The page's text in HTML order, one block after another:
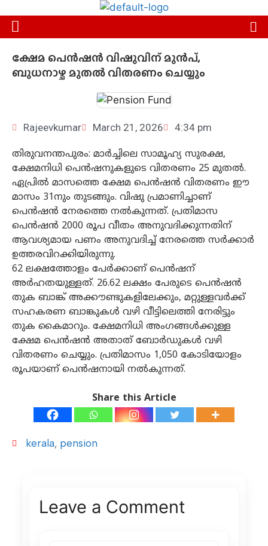
ക്ഷേമ പെന്‍ഷന്‍ വിഷുവിന് മുന്‍പ്,
ബുധനാഴ്ച മുതൽ വിതരണം ചെയ്യും
Rajeevkumar March 21, 2026 4:34 pm
തിരുവനന്തപുരം: മാര്‍ച്ചിലെ സാമൂഹ്യ സുരക്ഷ,
ക്ഷേമനിധി പെന്‍ഷനുകളുടെ വിതരണം 25 മുതല്‍.
ഏപ്രില്‍ മാസത്തെ ക്ഷേമ പെന്‍ഷന്‍ വിതരണം ഈ
മാസം 31നും തുടങ്ങും. വിഷു പ്രമാണിച്ചാണ്
പെന്‍ഷന്‍ നേരത്തെ നല്‍കുന്നത്. പ്രതിമാസ
പെന്‍ഷന്‍ 2000 രൂപ വീതം അനുവദിക്കുന്നതിന്
ആവശ്യമായ പണം അനുവദിച്ച് നേരത്തെ സര്‍ക്കാര്‍
ഉത്തരവിറക്കിയിരുന്നു.
62 ലക്ഷത്തോളം പേര്‍ക്കാണ് പെന്‍ഷന്
അര്‍ഹതയുള്ളത്. 26.62 ലക്ഷം പേരുടെ പെന്‍ഷന്‍
തുക ബാങ്ക് അക്കൗണ്ടുകളിലേക്കും, മറ്റുള്ളവര്‍ക്ക്
സഹകരണ ബാങ്കുകള്‍ വഴി വീട്ടിലെത്തി നേരിട്ടും
തുക കൈമാറും. ക്ഷേമനിധി അംഗങ്ങള്‍ക്കുള്ള
ക്ഷേമ പെന്‍ഷന്‍ അതാത് ബോര്‍ഡുകള്‍ വഴി
വിതരണം ചെയ്യും. പ്രതിമാസം 1,050 കോടിയോളം
രൂപയാണ് പെന്‍ഷനായി നല്‍കുന്നത്.
Share this Article
kerala, pension
Leave a Comment